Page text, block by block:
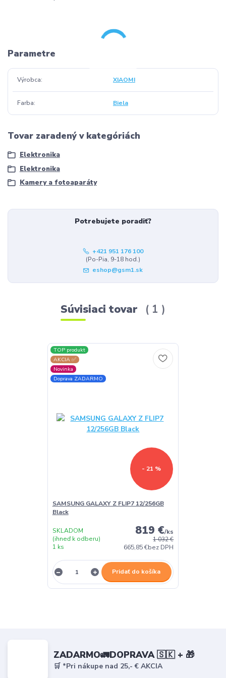
Parametre
Výrobca XIAOMI
Farba Biela
Tovar zaradený v kategóriách
Elektronika
Elektronika
Kamery a fotoaparáty
Potrebujete poradiť?
+421 951 176 100
(Po-Pia, 9-18 hod.)
eshop@gsm1.sk
Súvisiaci tovar 1
TOP produkt
AKCIA ✅
Novinka
Doprava ZADARMO
- 21 %
SAMSUNG GALAXY Z FLIP7 12/256GB
Black
1 032 €
819 €/ks
665,85 €bez DPH
SKLADOM
(ihneď k odberu)
1 ks
Pridať do košíka
ZADARMO🚛DOPRAVA 🇸🇰 + 🎁
🛒 *Pri nákupe nad 25,- € AKCIA